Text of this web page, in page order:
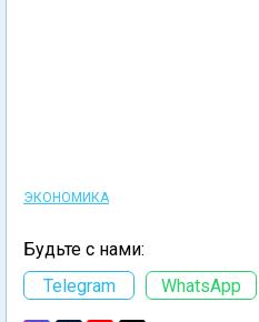
ЭКОНОМИКА
Будьте с нами:
Telegram
WhatsApp